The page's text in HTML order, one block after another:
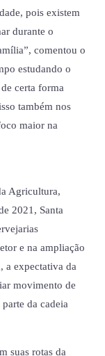
pois existem
durante o
comentou o
estudando o
certa forma
também nos
maior na
Agricultura,
2021, Santa
e na ampliação
a expectativa da
movimento de
da cadeia
suas rotas da